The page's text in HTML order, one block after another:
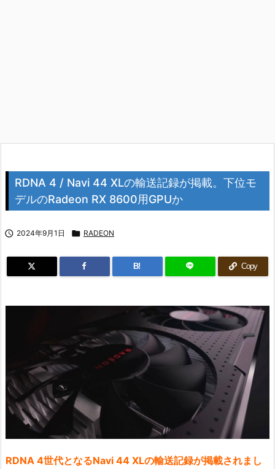
RDNA 4 / Navi 44 XLの輸送記録が掲載。下位モ
デルのRadeon RX 8600用GPUか
 2024年9月1日  RADEON
B! Copy
RDNA 4世代となるNavi 44 XLの輸送記録が掲載されまし